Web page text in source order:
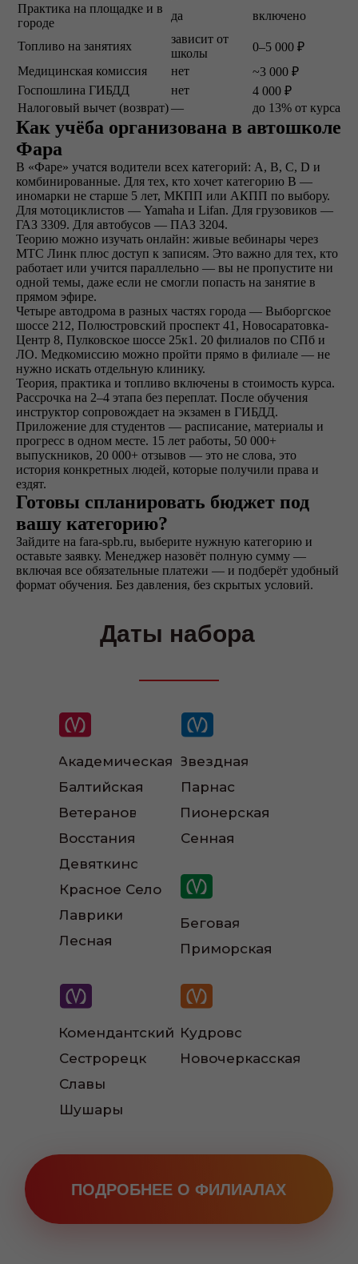
Практика на площадке и в
городе
да включено
Топливо на занятиях
зависит от
школы
0–5 000 ₽
Медицинская комиссия
нет
~3 000 ₽
Госпошлина ГИБДД
нет
4 000 ₽
Налоговый вычет (возврат)— до 13% от курса
Как учёба организована в автошколе
Фара
В «Фаре» учатся водители всех категорий: A, B, C, D и
комбинированные. Для тех, кто хочет категорию B —
иномарки не старше 5 лет, МКПП или АКПП по выбору.
Для мотоциклистов — Yamaha и Lifan. Для грузовиков —
ГАЗ 3309. Для автобусов — ПАЗ 3204.
Теорию можно изучать онлайн: живые вебинары через
МТС Линк плюс доступ к записям. Это важно для тех, кто
работает или учится параллельно — вы не пропустите ни
одной темы, даже если не смогли попасть на занятие в
прямом эфире.
Четыре автодрома в разных частях города — Выборгское
шоссе 212, Полюстровский проспект 41, Новосаратовка-
Центр 8, Пулковское шоссе 25к1. 20 филиалов по СПб и
ЛО. Медкомиссию можно пройти прямо в филиале — не
нужно искать отдельную клинику.
Теория, практика и топливо включены в стоимость курса.
Рассрочка на 2–4 этапа без переплат. После обучения
инструктор сопровождает на экзамен в ГИБДД.
Приложение для студентов — расписание, материалы и
прогресс в одном месте. 15 лет работы, 50 000+
выпускников, 20 000+ отзывов — это не слова, это
история конкретных людей, которые получили права и
ездят.
Готовы спланировать бюджет под
вашу категорию?
Зайдите на fara-spb.ru, выберите нужную категорию и
оставьте заявку. Менеджер назовёт полную сумму —
включая все обязательные платежи — и подберёт удобный
формат обучения. Без давления, без скрытых условий.
Даты набора
Академическая
Балтийская
Ветеранов
Восстания
Девяткино
Лаврики
Лесная
Звездная
Пионерская
Парнас
Сенная
Беговая
Приморская
Славы
Сестрорецк
Шушары
Кудрово
Новочеркасская
Комендантский
Красное Село
ОСТАВИТЬ ЗАЯВКУ
не любишь звонки?
Просто напиши!
Написать в ВКонтакте
Написать в телеграм
Наши инструкторы
Наш автопарк
Читать больше отзывов: